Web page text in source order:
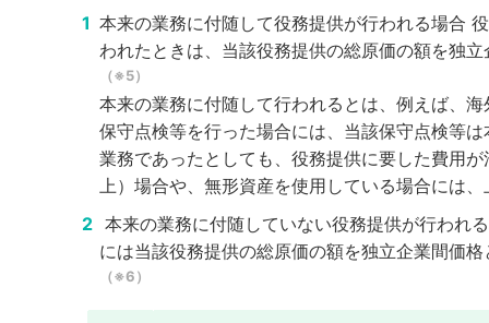
本来の業務に付随して役務提供が行われる場合
われたときは、当該役務提供の総原価の額を独
（※5）
本来の業務に付随して行われるとは、例えば、
保守点検等を行った場合には、当該保守点検等
業務であったとしても、役務提供に要した費用
上）場合や、無形資産を使用している場合には
本来の業務に付随していない役務提供が行われ
には当該役務提供の総原価の額を独立企業間価
（※6）